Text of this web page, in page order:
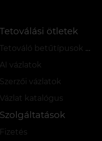
Tetoválási ötletek
Tetováló betűtípusok online
AI vázlatok
Szerzői vázlatok
Vázlat katalógus
Szolgáltatások
Fizetés